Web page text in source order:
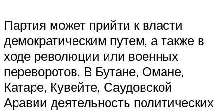
Партия может прийти к власти
демократическим путем, а также в
ходе революции или военных
переворотов. В Бутане, Омане,
Катаре, Кувейте, Саудовской
Аравии деятельность политических